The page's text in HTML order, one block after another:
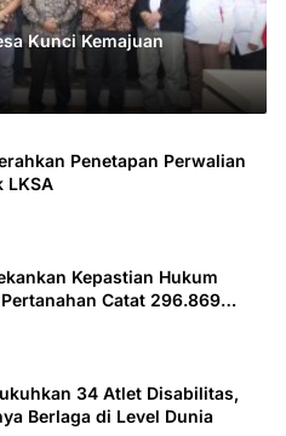
Kunci Kemajuan
Penetapan Perwalian
LKSA
Kepastian Hukum
Catat 296.869
34 Atlet Disabilitas,
Berlaga di Level Dunia